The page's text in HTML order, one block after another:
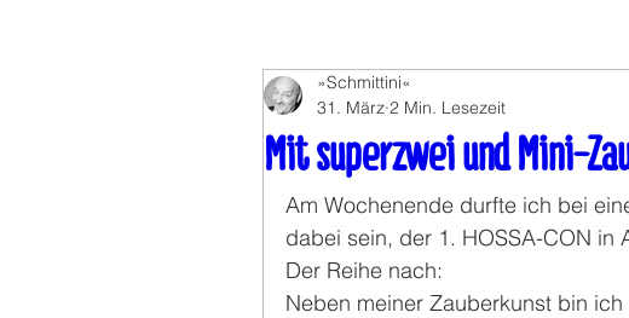
Mit superzwei und Mini-
»Schmittini«
31. März 2 Min. Lesezeit
Am Wochenende durfte ich bei
dabei sein, der 1. HOSSA-CON in
Der Reihe nach:
Neben meiner Zauberkunst bin